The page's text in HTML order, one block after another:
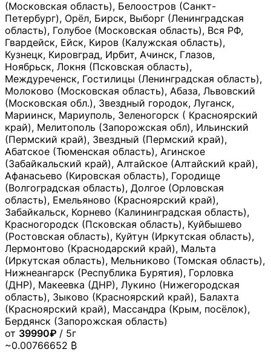
(Московская область), Белоостров (Санкт-
Петербург), Орёл, Бирск, Выборг (Ленинградская
область), Голубое (Московская область), Вся РФ,
Гвардейск, Ейск, Киров (Калужская область),
Кузнецк, Кировград, Ирбит, Ачинск, Глазов,
Ноябрьск, Локня (Псковская область),
Междуреченск, Гостилицы (Ленинградская область),
Молоково (Московская область), Абаза, Львовский
(Московская обл.), Звездный городок, Луганск,
Мариинск, Мариуполь, Зеленогорск ( Красноярский
край), Мелитополь (Запорожская обл), Ильинский
(Пермский край), Звездный (Пермский край),
Абатское (Тюменская область), Агинское
(Забайкальский край), Алтайское (Алтайский край),
Афанасьево (Кировская область), Городище
(Волгоградская область), Долгое (Орловская
область), Емельяново (Красноярский край),
Забайкальск, Корнево (Калининградская область),
Красногородск (Псковская область), Куйбышево
(Ростовская область), Куйтун (Иркутская область),
Лермонтово (Краснодарский край), Мальта
(Иркутская область), Мельниково (Томская область),
Нижнеангарск (Республика Бурятия), Горловка
(ДНР), Макеевка (ДНР), Лукино (Нижегородская
область), Зыково (Красноярский край), Балахта
(Красноярский край), Массандра (Крым, посёлок),
Бердянск (Запорожская область)
от 39990₽ / 5г
~0.00766652 ₿